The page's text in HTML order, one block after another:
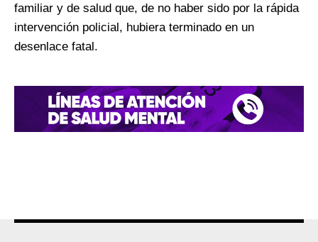
familiar y de salud que, de no haber sido por la rápida
intervención policial, hubiera terminado en un
desenlace fatal.